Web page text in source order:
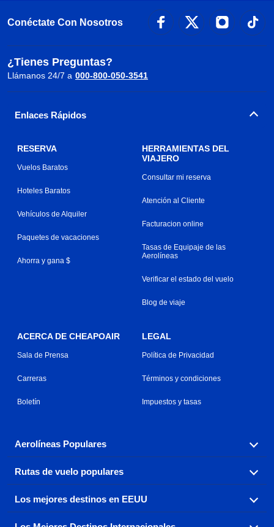
Conéctate Con Nosotros
¿Tienes Preguntas?
Llámanos 24/7 a 000-800-050-3541
Enlaces Rápidos
RESERVA
Vuelos Baratos
Hoteles Baratos
Vehículos de Alquiler
Paquetes de vacaciones
Ahorra y gana $
HERRAMIENTAS DEL
VIAJERO
Consultar mi reserva
Atención al Cliente
Facturacion online
Tasas de Equipaje de las
Aerolíneas
Verificar el estado del vuelo
Blog de viaje
ACERCA DE CHEAPOAIR
Sala de Prensa
Carreras
Boletín
LEGAL
Política de Privacidad
Términos y condiciones
Impuestos y tasas
Aerolíneas Populares
Explora nuestras opciones de tarifas aéreas baratas por
aerolínea, con más de 500 opciones para elegir.
Aeromexico
Rutas de vuelo populares
Reserva una de nuestras rutas de vuelo más populares
con tres sencillos clics.
Los mejores destinos en EEUU